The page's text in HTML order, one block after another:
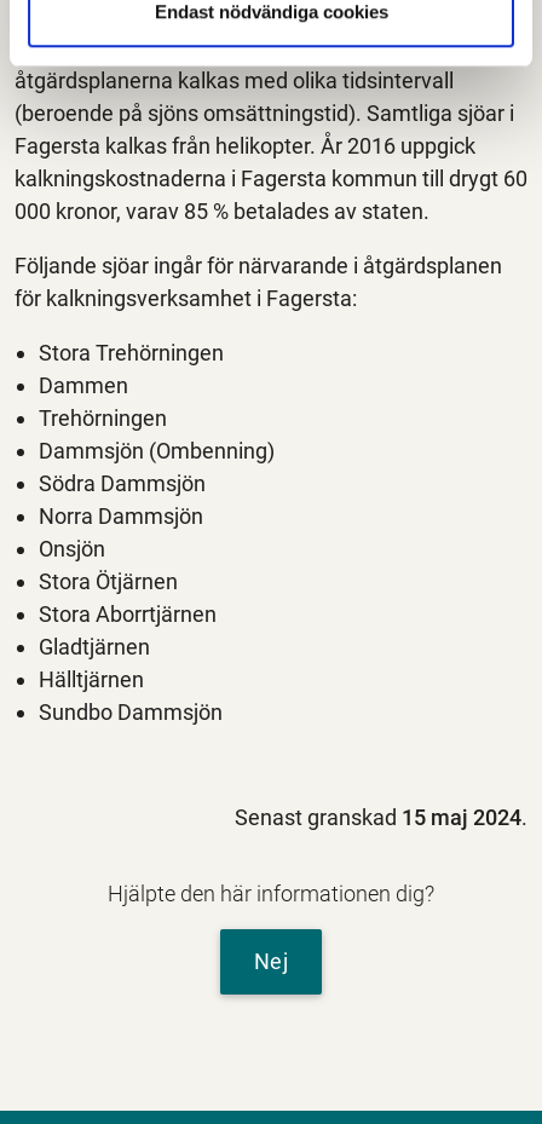
Endast nödvändiga cookies
och belägna på moränmarker med ett obetydligt
inslag av buffrande mineraler. Sjöarna som ingår i
åtgärdsplanerna kalkas med olika tidsintervall
(beroende på sjöns omsättningstid). Samtliga sjöar i
Fagersta kalkas från helikopter. År 2016 uppgick
kalkningskostnaderna i Fagersta kommun till drygt 60
000 kronor, varav 85 % betalades av staten.
Följande sjöar ingår för närvarande i åtgärdsplanen
för kalkningsverksamhet i Fagersta:
Stora Trehörningen
Dammen
Trehörningen
Dammsjön (Ombenning)
Södra Dammsjön
Norra Dammsjön
Onsjön
Stora Ötjärnen
Stora Aborrtjärnen
Gladtjärnen
Hälltjärnen
Sundbo Dammsjön
Senast granskad 15 maj 2024.
Hjälpte den här informationen dig?
Nej